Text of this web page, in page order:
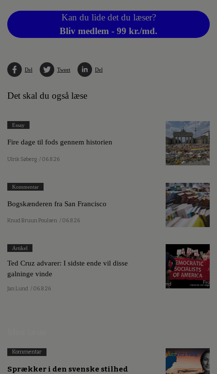
Kan du lide det du læser?
Bliv medlem - 99 kr./md.
Del Tweet Del
Det skal du også læse
Essay
Fire dage til fods gennem historien
Ulrik Søberg / 06.8.26
Kommentar
Bogskænderen fra San Francisco
Knud Bruun Poulsen / 06.8.26
Artikel
Ted Cruz advarer: I sidste ende vil disse
galninge vinde
Jan Lund / 06.8.26
Kommentar
Sprækker i den svenske stilhed